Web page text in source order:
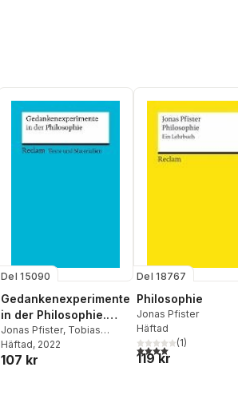
Del 15090
Gedankenexperimente
in der Philosophie.
Texte und Materialien
für den Unterricht
Jonas Pfister, Tobias
Zürcher
Häftad, 2022
107 kr
Del 18767
Philosophie
Jonas Pfister
Häftad
4,0utav 5 stjärnor.
(1)
119 kr